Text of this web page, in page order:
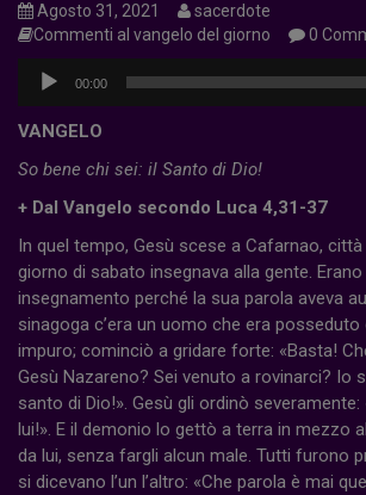
Agosto 31, 2021
sacerdote
Commenti al vangelo del giorno
0
Audio
Player
00:00
VANGELO
So bene chi sei: il Santo di Dio!
+ Dal Vangelo secondo Luca 4,31-37
In quel tempo, Gesù scese a Cafarnao, città
giorno di sabato insegnava alla gente.
insegnamento perché la sua parola aveva
sinagoga c’era un uomo che era
impuro; cominciò a gridare forte: «Basta!
Gesù Nazareno? Sei venuto a rovinarci? Io
santo di Dio!». Gesù gli ordinò severamente:
lui!». E il demonio lo gettò a terra in mezzo
da lui, senza fargli alcun male. Tutti furono
si dicevano l’un l’altro: «Che parola è mai